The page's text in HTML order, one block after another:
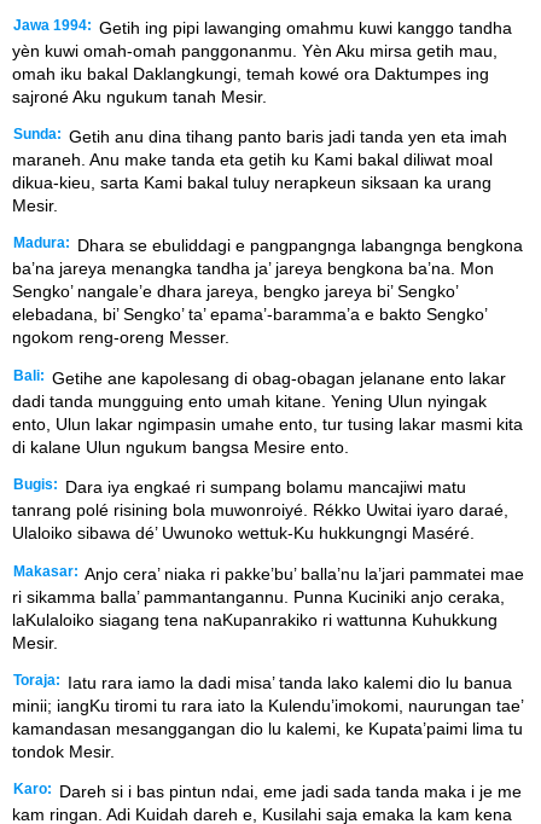
Jawa 1994: Getih ing pipi lawanging omahmu kuwi kanggo tandha
yèn kuwi omah-omah panggonanmu. Yèn Aku mirsa getih mau,
omah iku bakal Daklangkungi, temah kowé ora Daktumpes ing
sajroné Aku ngukum tanah Mesir.
Sunda: Getih anu dina tihang panto baris jadi tanda yen eta imah
maraneh. Anu make tanda eta getih ku Kami bakal diliwat moal
dikua-kieu, sarta Kami bakal tuluy nerapkeun siksaan ka urang
Mesir.
Madura:
Dhara se ebuliddagi e pangpangnga labangnga bengkona
ba’na jareya menangka tandha ja’ jareya bengkona ba’na. Mon
Sengko’ nangale’e dhara jareya, bengko jareya bi’ Sengko’
elebadana, bi’ Sengko’ ta’ epama’-baramma’a e bakto Sengko’
ngokom reng-oreng Messer.
Bali: Getihe ane kapolesang di obag-obagan jelanane ento lakar
dadi tanda mungguing ento umah kitane. Yening Ulun nyingak
ento, Ulun lakar ngimpasin umahe ento, tur tusing lakar masmi kita
di kalane Ulun ngukum bangsa Mesire ento.
Bugis:
Dara iya engkaé ri sumpang bolamu mancajiwi matu
tanrang polé risining bola muwonroiyé. Rékko Uwitai iyaro daraé,
Ulaloiko sibawa dé’ Uwunoko wettuk-Ku hukkungngi Maséré.
Makasar: Anjo cera’ niaka ri pakke’bu’ balla’nu la’jari pammatei mae
ri sikamma balla’ pammantangannu. Punna Kuciniki anjo ceraka,
laKulaloiko siagang tena naKupanrakiko ri wattunna Kuhukkung
Mesir.
Toraja:
Iatu rara iamo la dadi misa’ tanda lako kalemi dio lu banua
minii; iangKu tiromi tu rara iato la Kulendu’imokomi, naurungan tae’
kamandasan mesanggangan dio lu kalemi, ke Kupata’paimi lima tu
tondok Mesir.
Karo:
Dareh si i bas pintun ndai, eme jadi sada tanda maka i je me
kam ringan. Adi Kuidah dareh e, Kusilahi saja emaka la kam kena